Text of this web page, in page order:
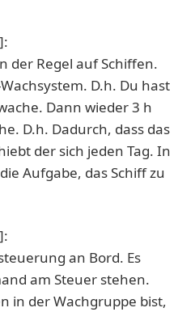
der Regel auf Schiffen.
D.h. Du hast
Dann wieder 3 h
D.h. Dadurch, dass das
der sich jeden Tag. In
Aufgabe, das Schiff zu
an Bord. Es
am Steuer stehen.
in der Wachgruppe bist,